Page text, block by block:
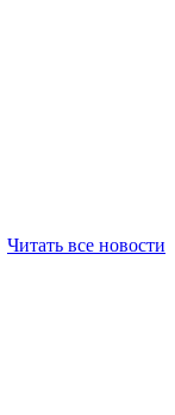
Читать все новости